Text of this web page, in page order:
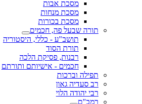
מסכת אבות
מסכת מנחות
מסכת בכורות
תורה שבעל פה, חכמים
תושב"ע - כללי, היסטוריה
תורת הסוד
רבנות, פסיקת הלכה
חכמים - אישיותם ותורתם
תפילה וברכות
רב סעדיה גאון
רבי יהודה הלוי
רמב"ם